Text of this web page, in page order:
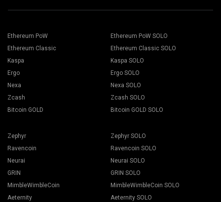
Ethereum PoW
Ethereum Classic
Kaspa
Ergo
Nexa
Zcash
Bitcoin GOLD
Ethereum PoW SOLO
Ethereum Classic SOLO
Kaspa SOLO
Ergo SOLO
Nexa SOLO
Zcash SOLO
Bitcoin GOLD SOLO
Zephyr
Ravencoin
Neurai
GRIN
MimbleWimbleCoin
Aeternity
Zephyr SOLO
Ravencoin SOLO
Neurai SOLO
GRIN SOLO
MimbleWimbleCoin SOLO
Aeternity SOLO